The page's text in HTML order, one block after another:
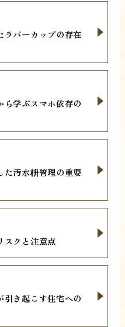
ラバーカップの存在
ら学ぶスマホ依存の
た汚水枡管理の重要
スクと注意点
き起こす住宅への